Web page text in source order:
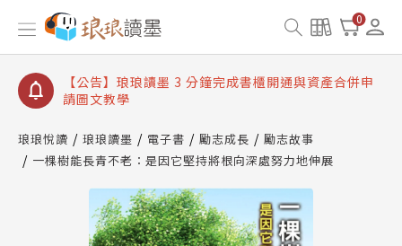
0
【公告】琅琅讀墨數位閱讀資產合併與書櫃開通申請
【公告】琅琅讀墨書櫃開通常見問題
【公告】琅琅讀墨 3 分鐘完成書櫃開通與資產合併申
請圖文教學
查詢
【公告】琅琅讀墨數位閱讀資產合併與書櫃開通申請
琅琅悅讀 琅琅讀墨 電子書 勵志成長
勵志故事
一棵樹能長青不老：是因它堅持將根向深處努力地伸展